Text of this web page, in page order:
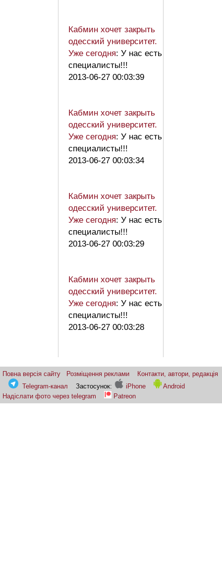
Кабмин хочет закрыть
одесский университет.
Уже сегодня: У нас есть
специалисты!!!
2013-06-27 00:03:39
Кабмин хочет закрыть
одесский университет.
Уже сегодня: У нас есть
специалисты!!!
2013-06-27 00:03:34
Кабмин хочет закрыть
одесский университет.
Уже сегодня: У нас есть
специалисты!!!
2013-06-27 00:03:29
Кабмин хочет закрыть
одесский университет.
Уже сегодня: У нас есть
специалисты!!!
2013-06-27 00:03:28
Повна версія сайту Розміщення реклами
Контакти, автори, редакція
Telegram-канал
Застосунок: iPhone
Android
Надіслати фото через telegram
Patreon